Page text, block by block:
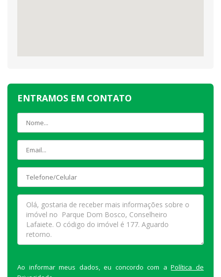
ENTRAMOS EM CONTATO
Ao informar meus dados, eu concordo com aPolítica de